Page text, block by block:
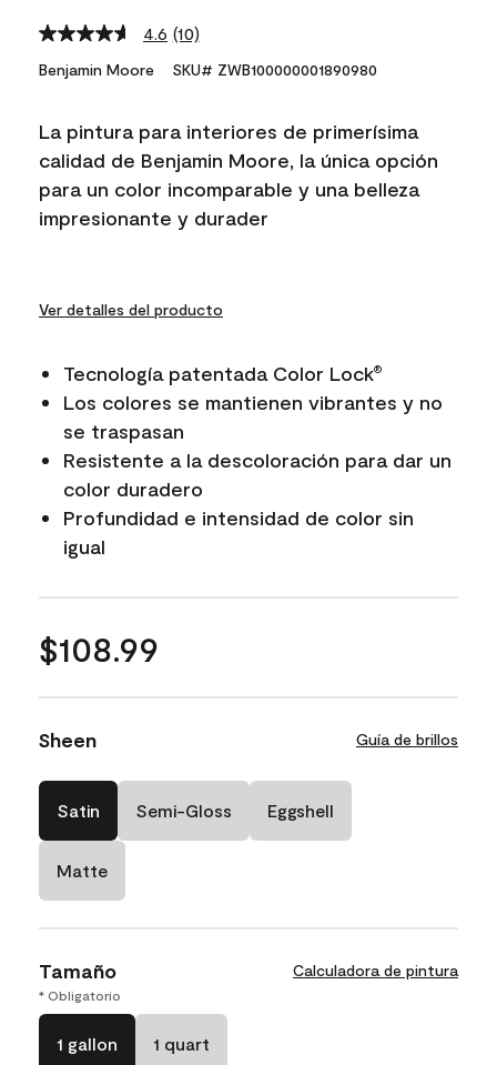
4.6 Read
10
Reviews.
link.
(10)
Benjamin Moore SKU# ZWB100000001890980
La pintura para interiores de primerísima
calidad de Benjamin Moore, la única opción
para un color incomparable y una belleza
impresionante y durader
Ver detalles del producto
Tecnología patentada Color Lock®
Los colores se mantienen vibrantes y no
se traspasan
Resistente a la descoloración para dar un
color duradero
Profundidad e intensidad de color sin
igual
$108.99
Sheen Guía de brillos
Satin Semi-Gloss Eggshell
Matte
Tamaño Calculadora de pintura
* Obligatorio
1 gallon 1 quart